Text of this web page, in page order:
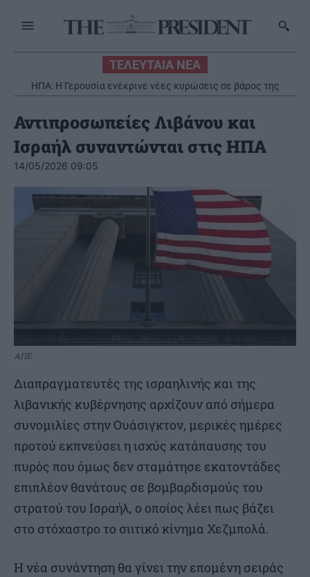
ΤΕΛΕΥΤΑΙΑ ΝΕΑ
ΗΠΑ: Η Γερουσία ενέκρινε νέες κυρώσεις σε βάρος της
Ρωσίας
Αντιπροσωπείες Λιβάνου και
Ισραήλ συναντώνται στις ΗΠΑ
14/05/2026 09:05
ΑΠΕ
Διαπραγματευτές της ισραηλινής και της
λιβανικής κυβέρνησης αρχίζουν από σήμερα
συνομιλίες στην Ουάσιγκτον, μερικές ημέρες
προτού εκπνεύσει η ισχύς κατάπαυσης του
πυρός που όμως δεν σταμάτησε εκατοντάδες
επιπλέον θανάτους σε βομβαρδισμούς του
στρατού του Ισραήλ, ο οποίος λέει πως βάζει
στο στόχαστρο το σιιτικό κίνημα Χεζμπολά.
Η νέα συνάντηση θα γίνει την επομένη σειράς